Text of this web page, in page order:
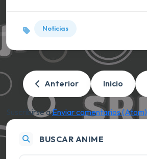
Noticias
Anterior Inicio
Suscribirse a:Enviar comentarios (Atom)
BUSCAR ANIME